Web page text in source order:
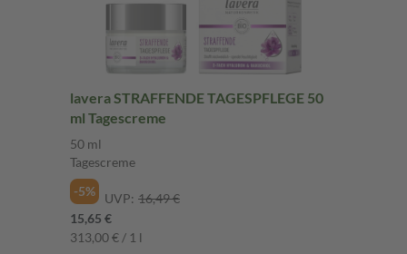
lavera STRAFFENDE TAGESPFLEGE 50
ml Tagescreme
50 ml
Tagescreme
-5%
UVP: 16,49 €
15,65 €
313,00 € / 1 l